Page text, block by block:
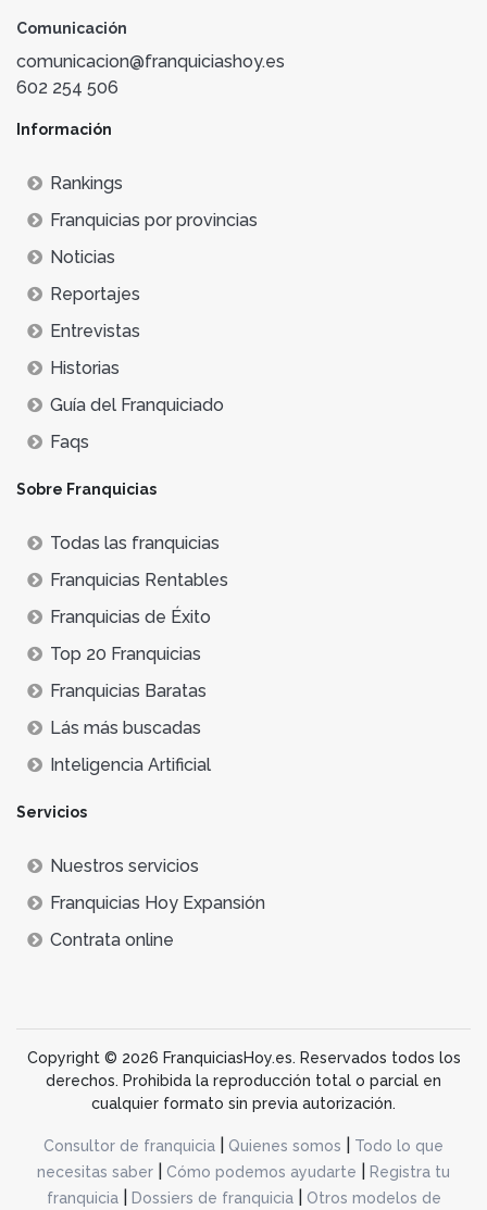
Comunicación
comunicacion@franquiciashoy.es
602 254 506
Información
Rankings
Franquicias por provincias
Noticias
Reportajes
Entrevistas
Historias
Guía del Franquiciado
Faqs
Sobre Franquicias
Todas las franquicias
Franquicias Rentables
Franquicias de Éxito
Top 20 Franquicias
Franquicias Baratas
Lás más buscadas
Inteligencia Artificial
Servicios
Nuestros servicios
Franquicias Hoy Expansión
Contrata online
Copyright © 2026 FranquiciasHoy.es. Reservados todos los
derechos. Prohibida la reproducción total o parcial en
cualquier formato sin previa autorización.
Consultor de franquicia Quienes somos
Todo lo que
necesitas saber
Cómo podemos ayudarte
Registra tu
franquicia| Dossiers de franquicia| Otros modelos de